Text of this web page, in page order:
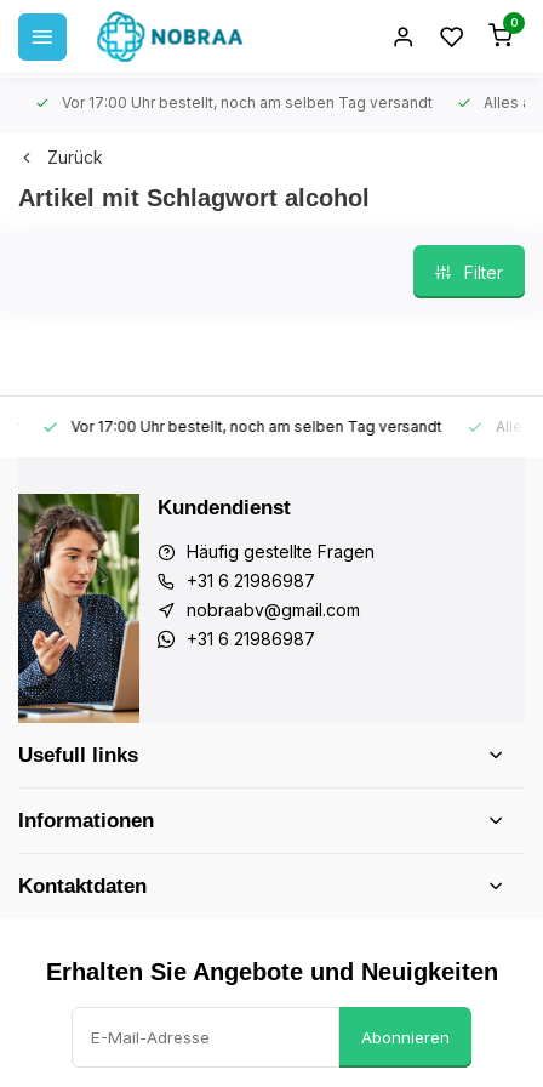
0
Vor 17:00 Uhr bestellt, noch am selben Tag versandt Alles auf
Zurück
Artikel mit Schlagwort alcohol
Filter
Vor 17:00 Uhr bestellt, noch am selben Tag versandt Alles auf
Kundendienst
Häufig gestellte Fragen
+31 6 21986987
nobraabv@gmail.com
+31 6 21986987
Usefull links
Informationen
Kontaktdaten
Erhalten Sie Angebote und Neuigkeiten
Abonnieren